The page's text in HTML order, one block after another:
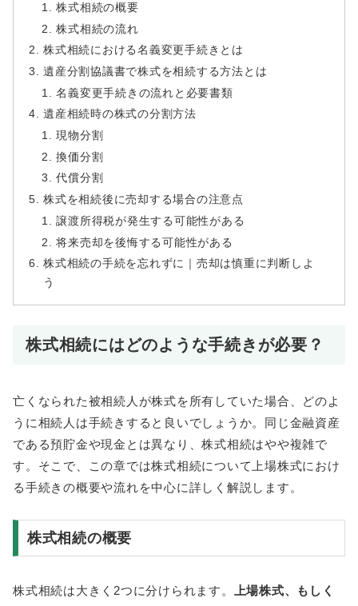
株式相続の概要
株式相続の流れ
株式相続における名義変更手続きとは
遺産分割協議書で株式を相続する方法とは
名義変更手続きの流れと必要書類
遺産相続時の株式の分割方法
現物分割
換価分割
代償分割
株式を相続後に売却する場合の注意点
譲渡所得税が発生する可能性がある
将来売却を後悔する可能性がある
株式相続の手続を忘れずに｜売却は慎重に判断しよ
う
株式相続にはどのような手続きが必要？
亡くなられた被相続人が株式を所有していた場合、どのよ
うに相続人は手続きすると良いでしょうか。同じ金融資産
である預貯金や現金とは異なり、株式相続はやや複雑で
す。そこで、この章では株式相続について上場株式におけ
る手続きの概要や流れを中心に詳しく解説します。
株式相続の概要
株式相続は大きく2つに分けられます。
上場株式、もしく